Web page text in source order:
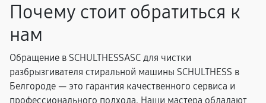
Почему стоит обратиться к
нам
Обращение в SCHULTHESSASC для чистки
разбрызгивателя стиральной машины SCHULTHESS в
Белгороде — это гарантия качественного сервиса и
профессионального подхода. Наши мастера обладают